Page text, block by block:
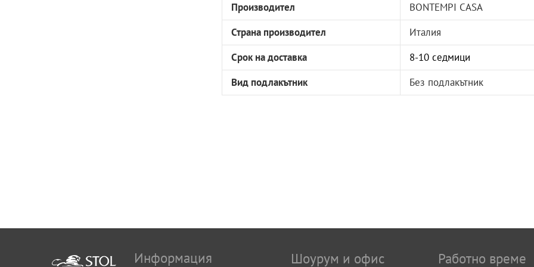
Производител
BONTEMPI CASA
Страна производител
Италия
Срок на доставка
8-10 седмици
Вид подлакътник
Без подлакътник
Информация Шоурум и офис Работно време